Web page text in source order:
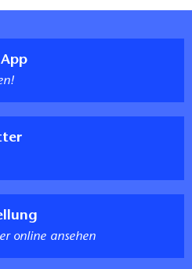
online ansehen